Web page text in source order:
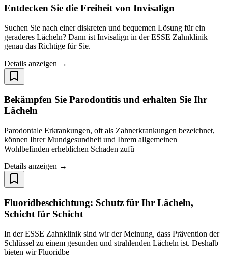
Entdecken Sie die Freiheit von Invisalign
Suchen Sie nach einer diskreten und bequemen Lösung für ein
geraderes Lächeln? Dann ist Invisalign in der ESSE Zahnklinik
genau das Richtige für Sie.
Details anzeigen →
Bekämpfen Sie Parodontitis und erhalten Sie Ihr
Lächeln
Parodontale Erkrankungen, oft als Zahnerkrankungen bezeichnet,
können Ihrer Mundgesundheit und Ihrem allgemeinen
Wohlbefinden erheblichen Schaden zufü
Details anzeigen →
Fluoridbeschichtung: Schutz für Ihr Lächeln,
Schicht für Schicht
In der ESSE Zahnklinik sind wir der Meinung, dass Prävention der
Schlüssel zu einem gesunden und strahlenden Lächeln ist. Deshalb
bieten wir Fluoridbe